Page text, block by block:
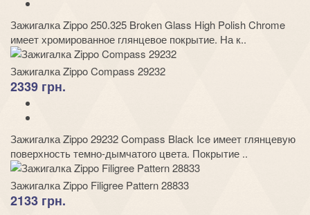
Зажигалка Zippo 250.325 Broken Glass High Polish Chrome
имеет хромированное глянцевое покрытие. На к..
Зажигалка Zippo Compass 29232
2339 грн.
Зажигалка Zippo 29232 Compass Black Ice имеет глянцевую
поверхность темно-дымчатого цвета. Покрытие ..
Зажигалка Zippo Filigree Pattern 28833
2133 грн.